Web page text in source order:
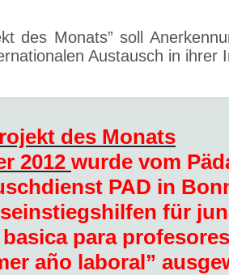
des Monats” soll
Austausch in ihrer
des Monats
2012 wurde vom
PAD in
für
para
año laboral”